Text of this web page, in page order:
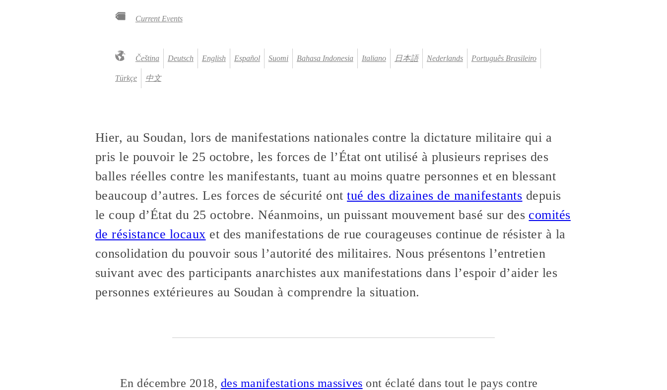
Current Events
Čeština Deutsch English Español Suomi Bahasa Indonesia Italiano 日本語 Nederlands Português Brasileiro
Türkçe 中文
Hier, au Soudan, lors de manifestations nationales contre la dictature militaire qui a
pris le pouvoir le 25 octobre, les forces de l’État ont utilisé à plusieurs reprises des
balles réelles contre les manifestants, tuant au moins quatre personnes et en blessant
beaucoup d’autres. Les forces de sécurité onttué des dizaines de manifestants depuis
le coup d’État du 25 octobre. Néanmoins, un puissant mouvement basé sur des comités
de résistance locaux et des manifestations de rue courageuses continue de résister à la
consolidation du pouvoir sous l’autorité des militaires. Nous présentons l’entretien
suivant avec des participants anarchistes aux manifestations dans l’espoir d’aider les
personnes extérieures au Soudan à comprendre la situation.
En décembre 2018, des manifestations massives ont éclaté dans tout le pays contre